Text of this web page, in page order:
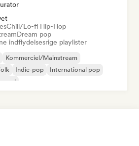
Chill/Lo-fi Hip-Hop
Dream pop
indflydelsesrige playlister
Kommerciel/Mainstream
Indie-pop
International pop
soul